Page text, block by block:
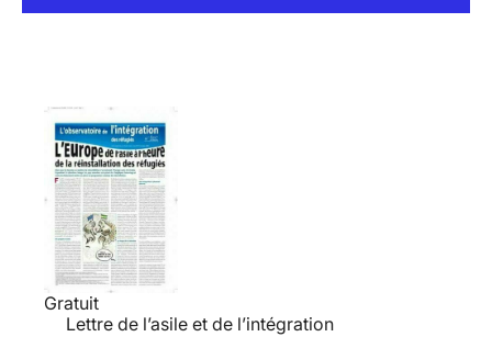
Gratuit
Lettre de l’asile et de l’intégration